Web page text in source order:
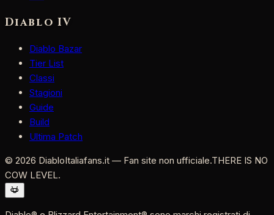
Diablo IV
Diablo Bazar
Tier List
Classi
Stagioni
Guide
Build
Ultima Patch
© 2026 DiabloItaliafans.it — Fan site non ufficiale.THERE IS NO
COW LEVEL.